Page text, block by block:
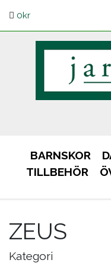
0kr
BARNSKOR
TILLBEHÖR
ZEUS
Kategori